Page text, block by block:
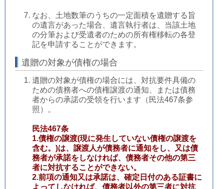
なお、土地数筆のうちの一定面積を遺贈する旨
の遺言があった場合、遺言執行者は、当該土地
の分筆および受遺者のための所有権移転の各登
記を申請することができます。
遺贈の対象が債権の場合
遺贈の対象が債権の場合には、対抗要件具備の
ための債務者への債権譲渡の通知、または債務
者からの承諾の受領を行います（民法467条参
照）。
民法467条
1.債権の譲渡(現に発生していない債権の譲渡を
含む。)は、譲渡人が債務者に通知をし、又は債
務者が承諾をしなければ、債務者その他の第三
者に対抗することができない。
2.前項の通知又は承諾は、確定​日付のある証書に
よってしなければ、債務者以外の第三者に対抗